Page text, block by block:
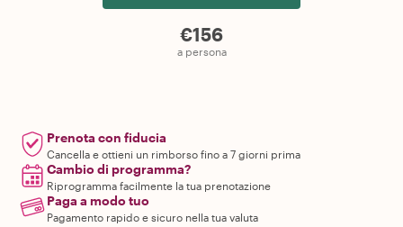
€156
a persona
Prenota con fiducia
Cancella e ottieni un rimborso fino a 7 giorni prima
Cambio di programma?
Riprogramma facilmente la tua prenotazione
Paga a modo tuo
Pagamento rapido e sicuro nella tua valuta